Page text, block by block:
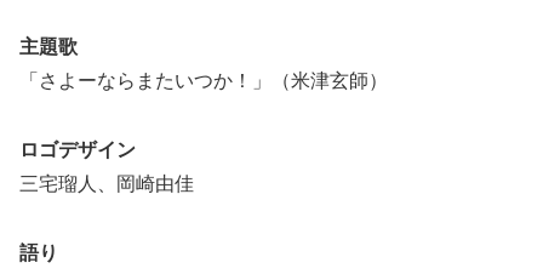
主題歌
「さよーならまたいつか！」（米津玄師）
ロゴデザイン
三宅瑠人、岡崎由佳
語り